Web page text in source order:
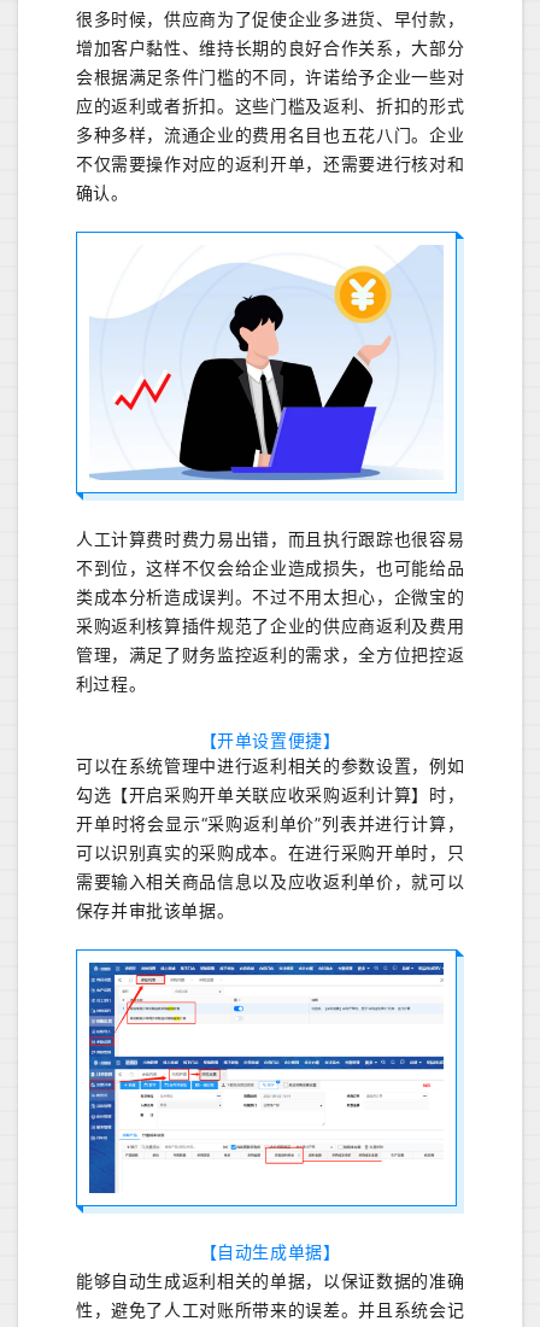
很多时候，供应商为了促使企业多进货、早付款，
增加客户黏性、维持长期的良好合作关系，大部分
会根据满足条件门槛的不同，许诺给予企业一些对
应的返利或者折扣。这些门槛及返利、折扣的形式
多种多样，流通企业的费用名目也五花八门。企业
不仅需要操作对应的返利开单，还需要进行核对和
确认。
人工计算费时费力易出错，而且执行跟踪也很容易
不到位，这样不仅会给企业造成损失，也可能给品
类成本分析造成误判。不过不用太担心，企微宝的
采购返利核算插件规范了企业的供应商返利及费用
管理，满足了财务监控返利的需求，全方位把控返
利过程。
【开单设置便捷】
可以在系统管理中进行返利相关的参数设置，例如
勾选【开启采购开单关联应收采购返利计算】时，
开单时将会显示“采购返利单价”列表并进行计算，
可以识别真实的采购成本。在进行采购开单时，只
需要输入相关商品信息以及应收返利单价，就可以
保存并审批该单据。
【自动生成单据】
能够自动生成返利相关的单据，以保证数据的准确
性，避免了人工对账所带来的误差。并且系统会记